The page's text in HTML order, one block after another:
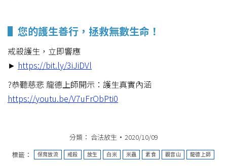
▌您的護生善行，拯救無數生命！
戒殺護生，立即響應
► https://bit.ly/3iJiDVl
?恭聽慈悲 龍德上師開示：護生真實內涵
https://youtu.be/V7uFrObPti0
分類： 合法放生
2020/10/09
標籤：
保育放流 戒殺 放生 白米 米蟲 素食 觀音山 龍德上師